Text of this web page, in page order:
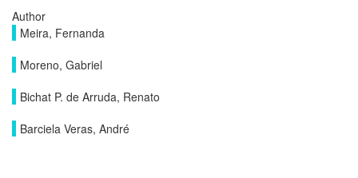
Author
Meira, Fernanda
Moreno, Gabriel
Bichat P. de Arruda, Renato
Barciela Veras, André